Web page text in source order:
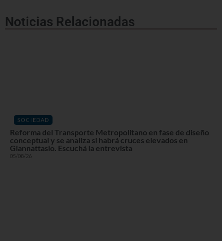
Noticias Relacionadas
SOCIEDAD
Reforma del Transporte Metropolitano en fase de diseño
conceptual y se analiza si habrá cruces elevados en
Giannattasio. Escuchá la entrevista
05/08/26